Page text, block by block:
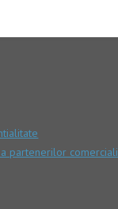
partenerilor comerciali